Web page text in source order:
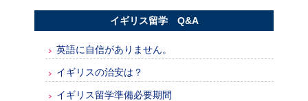
イギリス留学 Q&A
英語に自信がありません。
イギリスの治安は？
イギリス留学準備必要期間